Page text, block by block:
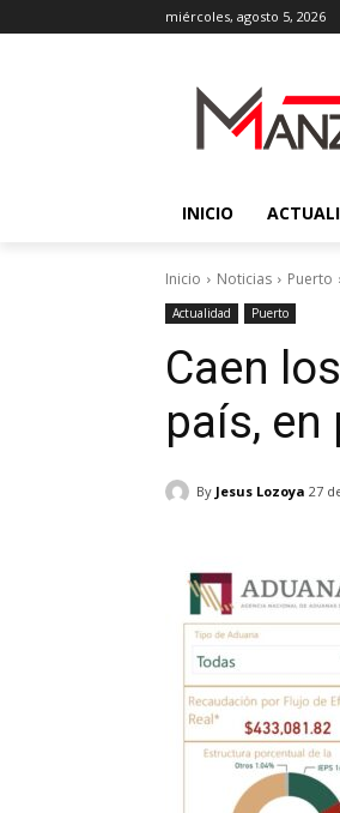
miércoles, agosto 5, 2026
INICIO
Inicio Noticias Puerto
Actualidad Puerto
Caen
país,
By Jesus Lozoya 27